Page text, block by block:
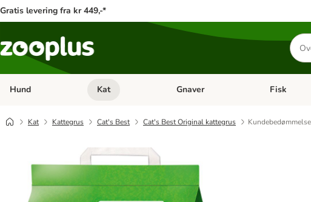
Gratis levering fra kr 449,-*
Søg
efter
Hund Åben kategori menu: Hund
Kat Åben kategori menu: Kat
Gnaver Åben
Fisk
Kat Kattegrus Cat's Best Cat's Best Original kattegrus Kundebedømmelse